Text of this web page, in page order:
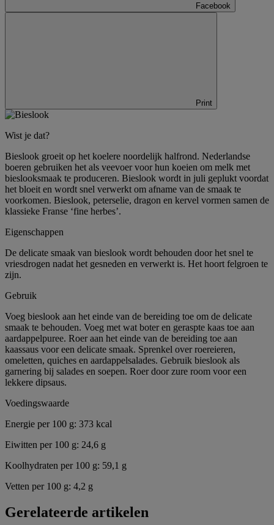
Facebook
Print
Wist je dat?
Bieslook groeit op het koelere noordelijk halfrond. Nederlandse
boeren gebruiken het als veevoer voor hun koeien om melk met
bieslooksmaak te produceren. Bieslook wordt in juli geplukt voordat
het bloeit en wordt snel verwerkt om afname van de smaak te
voorkomen. Bieslook, peterselie, dragon en kervel vormen samen de
klassieke Franse ‘fine herbes’.
Eigenschappen
De delicate smaak van bieslook wordt behouden door het snel te
vriesdrogen nadat het gesneden en verwerkt is. Het hoort felgroen te
zijn.
Gebruik
Voeg bieslook aan het einde van de bereiding toe om de delicate
smaak te behouden. Voeg met wat boter en geraspte kaas toe aan
aardappelpuree. Roer aan het einde van de bereiding toe aan
kaassaus voor een delicate smaak. Sprenkel over roereieren,
omeletten, quiches en aardappelsalades. Gebruik bieslook als
garnering bij salades en soepen. Roer door zure room voor een
lekkere dipsaus.
Voedingswaarde
Energie per 100 g: 373 kcal
Eiwitten per 100 g: 24,6 g
Koolhydraten per 100 g: 59,1 g
Vetten per 100 g: 4,2 g
Gerelateerde artikelen